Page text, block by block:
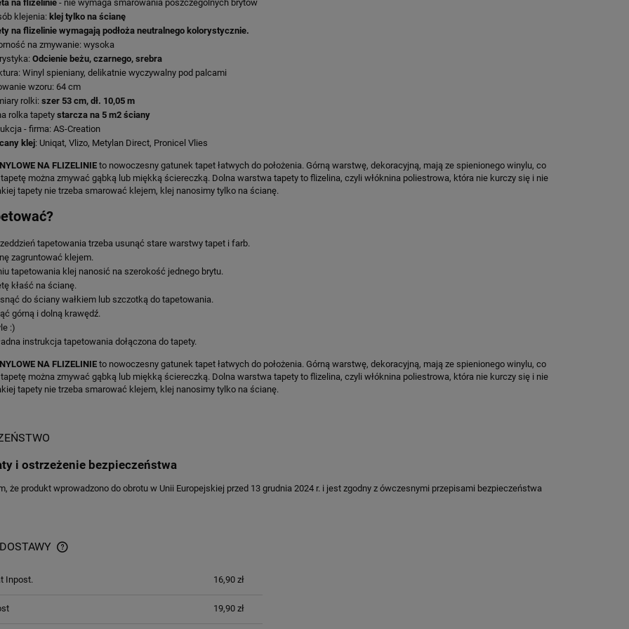
na flizelinie - nie wymaga smarowania poszczególnych brytów
klejenia: klej tylko na ścianę
na flizelinie wymagają podłoża neutralnego kolorystycznie.
na zmywanie: wysoka
Odcienie beżu, czarnego, srebra
Winyl spieniany, delikatnie wyczywalny pod palcami
wzoru: 64 cm
rolki: szer 53 cm, dł. 10,05 m
rolka tapety starcza na 5 m2 ściany
- firma: AS-Creation
klej: Uniqat, Vlizo, Metylan Direct, Pronicel Vlies
NA FLIZELINIE to nowoczesny gatunek tapet łatwych do położenia. Górną warstwę, dekoracyjną, mają ze spienionego winylu, co
można zmywać gąbką lub miękką ściereczką. Dolna warstwa tapety to flizelina, czyli włóknina poliestrowa, która nie kurczy się i nie
tapety nie trzeba smarować klejem, klej nanosimy tylko na ścianę.
tapetowania trzeba usunąć stare warstwy tapet i farb.
zagruntować klejem.
tapetowania klej nanosić na szerokość jednego brytu.
kłaść na ścianę.
do ściany wałkiem lub szczotką do tapetowania.
górną i dolną krawędź.
:)
instrukcja tapetowania dołączona do tapety.
NA FLIZELINIE to nowoczesny gatunek tapet łatwych do położenia. Górną warstwę, dekoracyjną, mają ze spienionego winylu, co
można zmywać gąbką lub miękką ściereczką. Dolna warstwa tapety to flizelina, czyli włóknina poliestrowa, która nie kurczy się i nie
tapety nie trzeba smarować klejem, klej nanosimy tylko na ścianę.
i ostrzeżenie bezpieczeństwa
że produkt wprowadzono do obrotu w Unii Europejskiej przed 13 grudnia 2024 r. i jest zgodny z ówczesnymi przepisami bezpieczeństwa
Inpost. 16,90 zł
19,90 zł